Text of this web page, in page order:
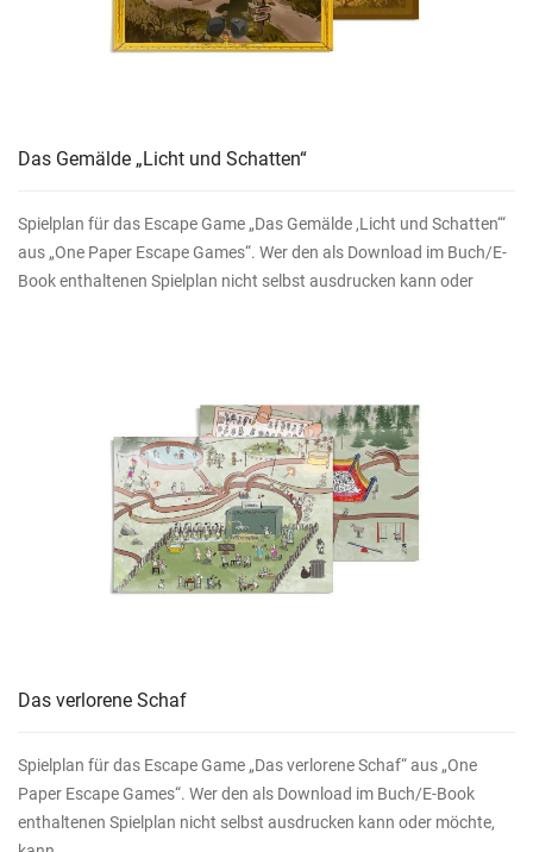
Das Gemälde „Licht und Schatten“
Spielplan für das Escape Game „Das Gemälde ,Licht und Schatten‘“
aus „One Paper Escape Games“. Wer den als Download im Buch/E-
Book enthaltenen Spielplan nicht selbst ausdrucken kann oder
Das verlorene Schaf
Spielplan für das Escape Game „Das verlorene Schaf“ aus „One
Paper Escape Games“. Wer den als Download im Buch/E-Book
enthaltenen Spielplan nicht selbst ausdrucken kann oder möchte,